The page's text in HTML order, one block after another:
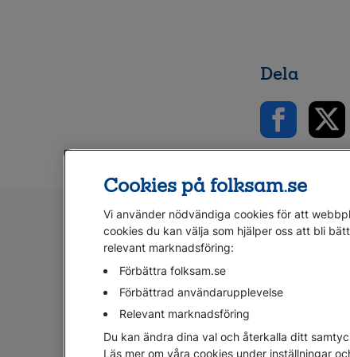
Dela
Cookies Hantera cookies Personuppgifter GDPR
Cookies på folksam.se
Vi använder nödvändiga cookies för att
cookies du kan välja som hjälper oss att bli
relevant marknadsföring:
Förbättra folksam.se
Förbättrad användarupplevelse
Relevant marknadsföring
Du kan ändra dina val och återkalla ditt
Läs mer om våra cookies under inställningar